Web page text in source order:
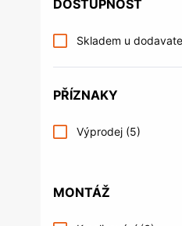
Věšáky na šaty a
Postelová kování
Multimediální archiv
do kuchyně
Řízení kontroly
DOSTUPNOST
Skladem u
PŘÍZNAKY
Výprodej (5)
MONTÁŽ